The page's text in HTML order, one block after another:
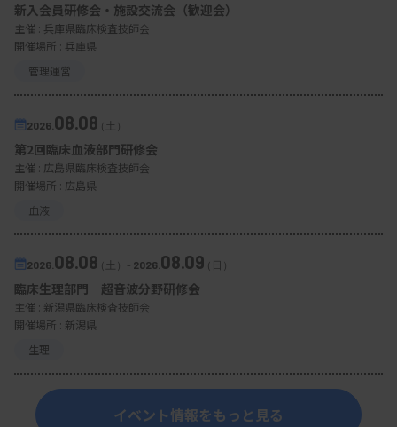
新入会員研修会・施設交流会（歓迎会）
主催 : 兵庫県臨床検査技師会
開催場所 : 兵庫県
管理運営
2026. 08.08（土）
第2回臨床血液部門研修会
主催 : 広島県臨床検査技師会
開催場所 : 広島県
血液
2026. 08.08（土） - 2026. 08.09（日）
臨床生理部門 超音波分野研修会
主催 : 新潟県臨床検査技師会
開催場所 : 新潟県
生理
イベント情報をもっと見る